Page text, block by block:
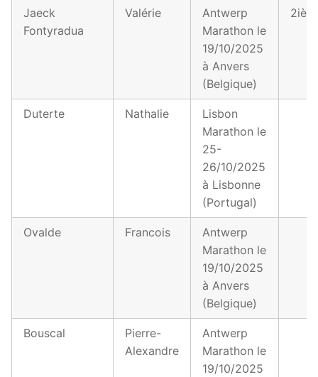
Jaeck
Fontyradua
Valérie
Antwerp
Marathon le
19/10/2025
à Anvers
(Belgique)
Duterte Nathalie
Lisbon
Marathon le
25-
26/10/2025
à Lisbonne
(Portugal)
Ovalde Francois
Antwerp
Marathon le
19/10/2025
à Anvers
(Belgique)
Bouscal
Pierre-
Alexandre
Antwerp
Marathon le
19/10/2025